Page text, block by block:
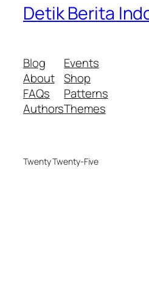
Detik Berita
Blog
About
FAQs
Authors
Events
Shop
Patterns
Themes
Twenty Twenty-Five